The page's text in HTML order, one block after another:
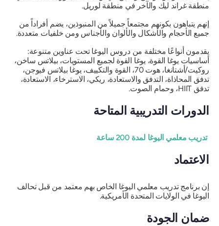
منطقة غراند ليك والآخر في منطقة لوريل.
إنهم يتباهون بكونهم مجتمعاً جميلاً من المنبوذين، يضم أفراداً من
جميع الأحجام والأشكال والألوان والأجناس ومن خلفيات متعددة.
يقدمون أنواعًا مختلفة من دروس اليوغا تحت عناوين متنوعة:
أساسيات يوغا القوة، يوغا القوة لجميع المستويات، بيلاتس ساخن،
روكيت/أشتانغا، هوت 70، القوة والتكييف، يوغا بيلاتس فيوجن،
تدفق المحاذاة، التدفق والاستعادة، ريكي، الاسترخاء، الاستعادة،
تدفق HIIT، وحمام الصوت.
الدورات التدريبية المتاحة
تدريب معلمي اليوغا لمدة 200 ساعة
الاعتماد
إن برنامج تدريب معلمي اليوغا الخاص بهم معتمد من قبل تحالف
اليوغا في الولايات المتحدة الأمريكية.
ضمان الجودة